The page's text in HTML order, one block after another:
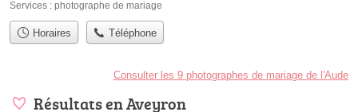
Services : photographe de mariage
Horaires Téléphone
Consulter les 9 photographes de mariage de l'Aude
Résultats en Aveyron